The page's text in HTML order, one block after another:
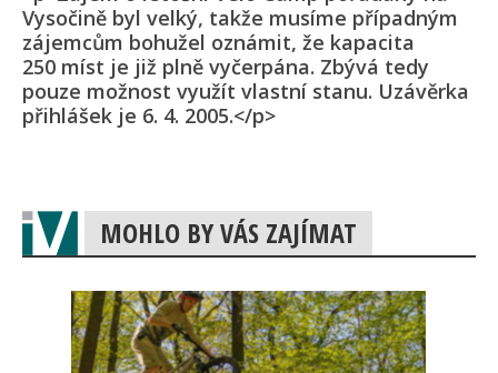
Vysočině byl velký, takže musíme případným
zájemcům bohužel oznámit, že kapacita
250 míst je již plně vyčerpána. Zbývá tedy
pouze možnost využít vlastní stanu. Uzávěrka
přihlášek je 6. 4. 2005.</p>
MOHLO BY VÁS ZAJÍMAT